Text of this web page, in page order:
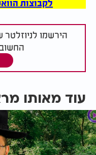
לקבוצות
הירשמו
עוד מאותו